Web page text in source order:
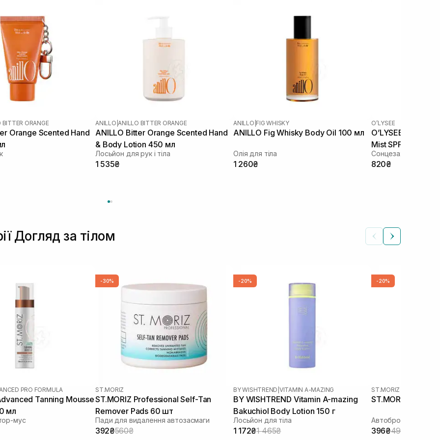
BITTER ORANGE
Orange Scented Hand
ANILLO ANILLO BITTER ORANGE
ANILLO Bitter Orange Scented Hand
& Body Lotion 450 мл
Лосьйон для рук і тіла
1 535₴
ANILLO FIG WHISKY
ANILLO Fig Whisky Body Oil 100 мл
Олія для тіла
1 260₴
O’LYSEE
O’LYSEE Very
Mist SPF 50+ 150
Cонцезахисний
820₴
Догляд за тілом
PRO FORMULA
Tanning Mousse
мл
мус
-30%
ST.MORIZ
ST.MORIZ Professional Self-Tan
Remover Pads 60 шт
Пади для видалення автозасмаги
392₴560₴
-20%
BY WISHTREND VITAMIN A-MAZING
BY WISHTREND Vitamin A-mazing
Bakuchiol Body Lotion 150 г
Лосьйон для тіла
1 172₴1 465₴
-20%
ST.MORIZ
ST.MORIZ Pro
Автобронзат-мус
396₴495₴